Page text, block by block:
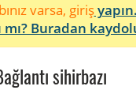
varsa, giriş
Buradan
sihirbazı